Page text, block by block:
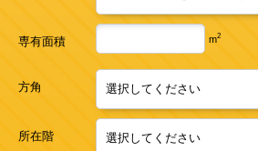
専有面積 m2
方角
所在階